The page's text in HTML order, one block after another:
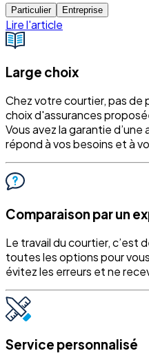
Particulier Entreprise
Lire l'article
Large choix
Chez votre courtier, pas de
choix d'assurances
Vous avez la garantie d’une
répond à vos besoins et à
Comparaison par un
Le travail du courtier, c’est
toutes les options pour
évitez les erreurs et ne
Service personnalisé